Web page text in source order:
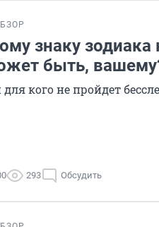
знаку зодиака
быть,
кого не пройдет
293 Обсудить